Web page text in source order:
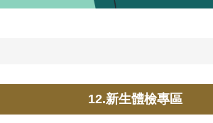
12.新生體檢專區